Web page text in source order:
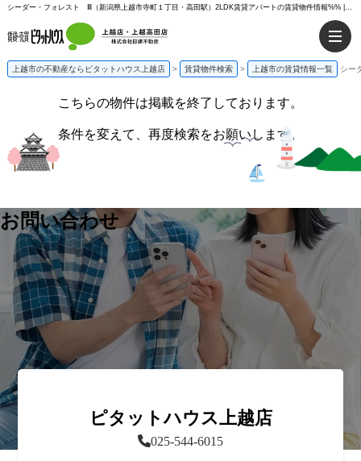
シーダー・フォレスト Ⅲ（新潟県上越市寺町１丁目・高田駅）2LDK賃貸アパートの賃貸物件情報%% | ピタットハウス上越店
上越市の不動産ならピタットハウス上越店 > 賃貸物件検索 > 上越市の賃貸情報一覧 シー
こちらの物件は掲載を終了しております。
条件を変えて、再度検索をお願いします。
お問い合わせ
ピタットハウス上越店
025-544-6015